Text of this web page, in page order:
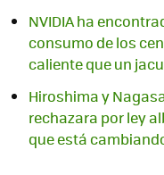
NVIDIA ha
consumo de los
caliente que un
Hiroshima y
rechazara por ley
que está